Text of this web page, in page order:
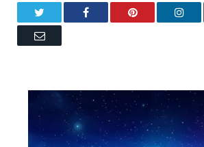
Facebook Pinterest
Email